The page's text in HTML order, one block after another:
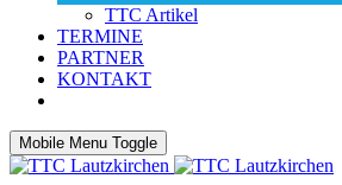
TTC Artikel
TERMINE
PARTNER
KONTAKT
Mobile Menu Toggle